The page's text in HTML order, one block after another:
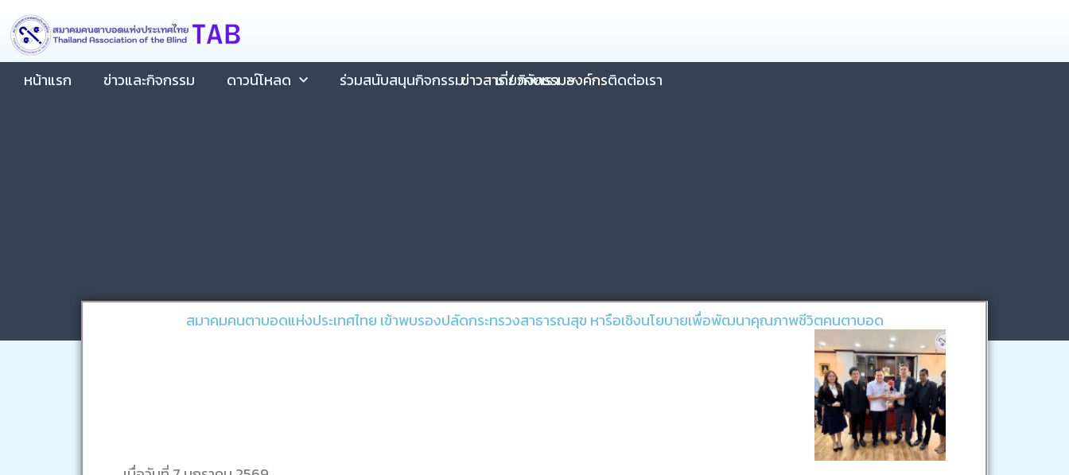
content
Skip
to
content
หน้าแรก ข่าวและกิจกรรม ดาวน์โหลด ร่วมสนับสนุนกิจกรรม เกี่ยวกับเรา ติดต่อเรา
ข่าวสาร / กิจกรรมองค์กร
สมาคมคนตาบอดแห่งประเทศไทย เข้าพบรองปลัดกระทรวงสาธารณสุข หารือเชิงนโยบายเพื่อพัฒนาคุณภาพชีวิตคนตาบอด